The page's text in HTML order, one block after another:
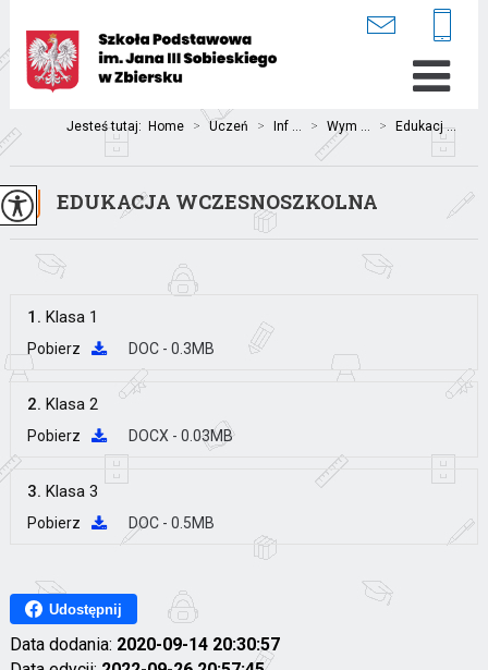
Jesteś tutaj: Home > Uczeń > Inf ... > Wym ... > Edukacj ...
EDUKACJA WCZESNOSZKOLNA
1. Klasa 1
Pobierz DOC - 0.3MB
2. Klasa 2
Pobierz DOCX - 0.03MB
3. Klasa 3
Pobierz DOC - 0.5MB
Udostępnij
Data dodania: 2020-09-14 20:30:57